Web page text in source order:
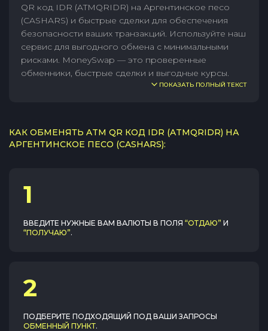
QR код IDR (ATMQRIDR) на Аргентинское песо
(CASHARS) и быстрые сделки для обеспечения
безопасности ваших транзакций. Используйте наш
сервис для выгодного обмена с минимальными
рисками. MoneySwap — это проверенные
обменники, быстрые сделки и выгодные курсы.
ПОКАЗАТЬ ПОЛНЫЙ ТЕКСТ
КАК ОБМЕНЯТЬ ATM QR КОД IDR (ATMQRIDR) НА
АРГЕНТИНСКОЕ ПЕСО (CASHARS):
1
ВВЕДИТЕ НУЖНЫЕ ВАМ ВАЛЮТЫ В ПОЛЯ “ОТДАЮ” И
“ПОЛУЧАЮ”.
2
ПОДБЕРИТЕ ПОДХОДЯЩИЙ ПОД ВАШИ ЗАПРОСЫ
ОБМЕННЫЙ ПУНКТ.